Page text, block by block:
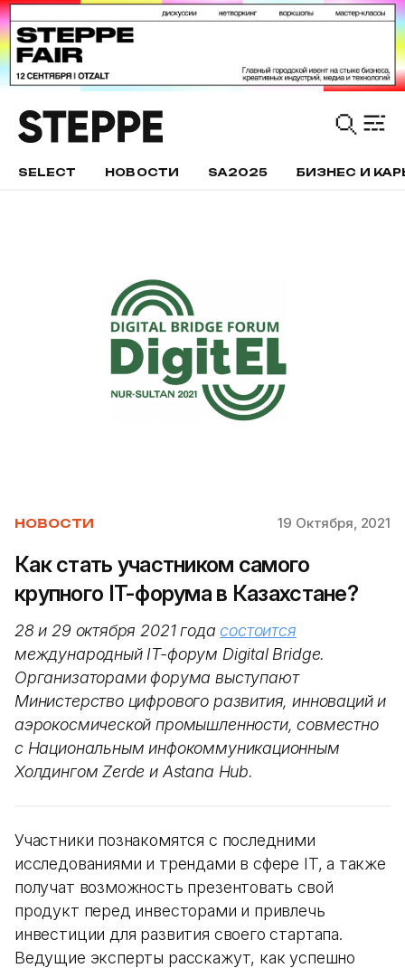
SELECT НОВОСТИ SA2025 БИЗНЕС И
НОВОСТИ 19 Октября, 2021
Как стать участником самого
крупного IT-форума в Казахстане?
28 и 29 октября 2021 годасостоится
международный IT-форум Digital Bridge.
Организаторами форума выступают
Министерство цифрового развития, инноваций и
аэрокосмической промышленности, совместно
с Национальным инфокоммуникационным
Холдингом Zerde и Astana Hub.
Участники познакомятся с последними
исследованиями и трендами в сфере IT, а также
получат возможность презентовать свой
продукт перед инвесторами и привлечь
инвестиции для развития своего стартапа.
Ведущие эксперты расскажут, как успешно